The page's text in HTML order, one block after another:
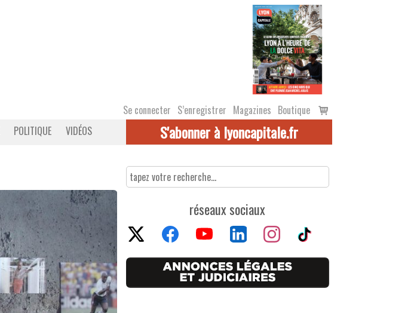
Se connecter S’enregistrer Magazines Boutique
Voir
le
POLITIQUE VIDÉOS S'abonner à lyoncapitale.fr
réseaux sociaux